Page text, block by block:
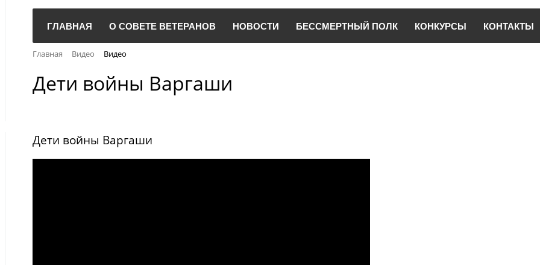
ГЛАВНАЯ О СОВЕТЕ ВЕТЕРАНОВ НОВОСТИ БЕССМЕРТНЫЙ ПОЛК КОНКУРСЫ КОНТАКТЫ
Главная Видео Видео
Дети войны Варгаши
Дети войны Варгаши